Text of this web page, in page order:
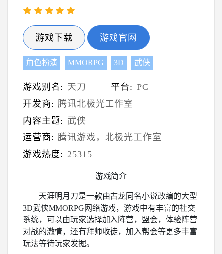
游戏下载 游戏官网
角色扮演 MMORPG 3D 武侠
游戏别名: 天刀 平台: PC
开发商: 腾讯北极光工作室
内容主题: 武侠
运营商: 腾讯游戏，北极光工作室
游戏热度: 25315
游戏简介
天涯明月刀是一款由古龙同名小说改编的大型
3D武侠MMORPG网络游戏，游戏中有丰富的社交
系统，可以由玩家选择加入阵营，盟会，体验阵营
对战的激情，还有拜师收徒，加入帮会等更多丰富
玩法等待玩家发掘。